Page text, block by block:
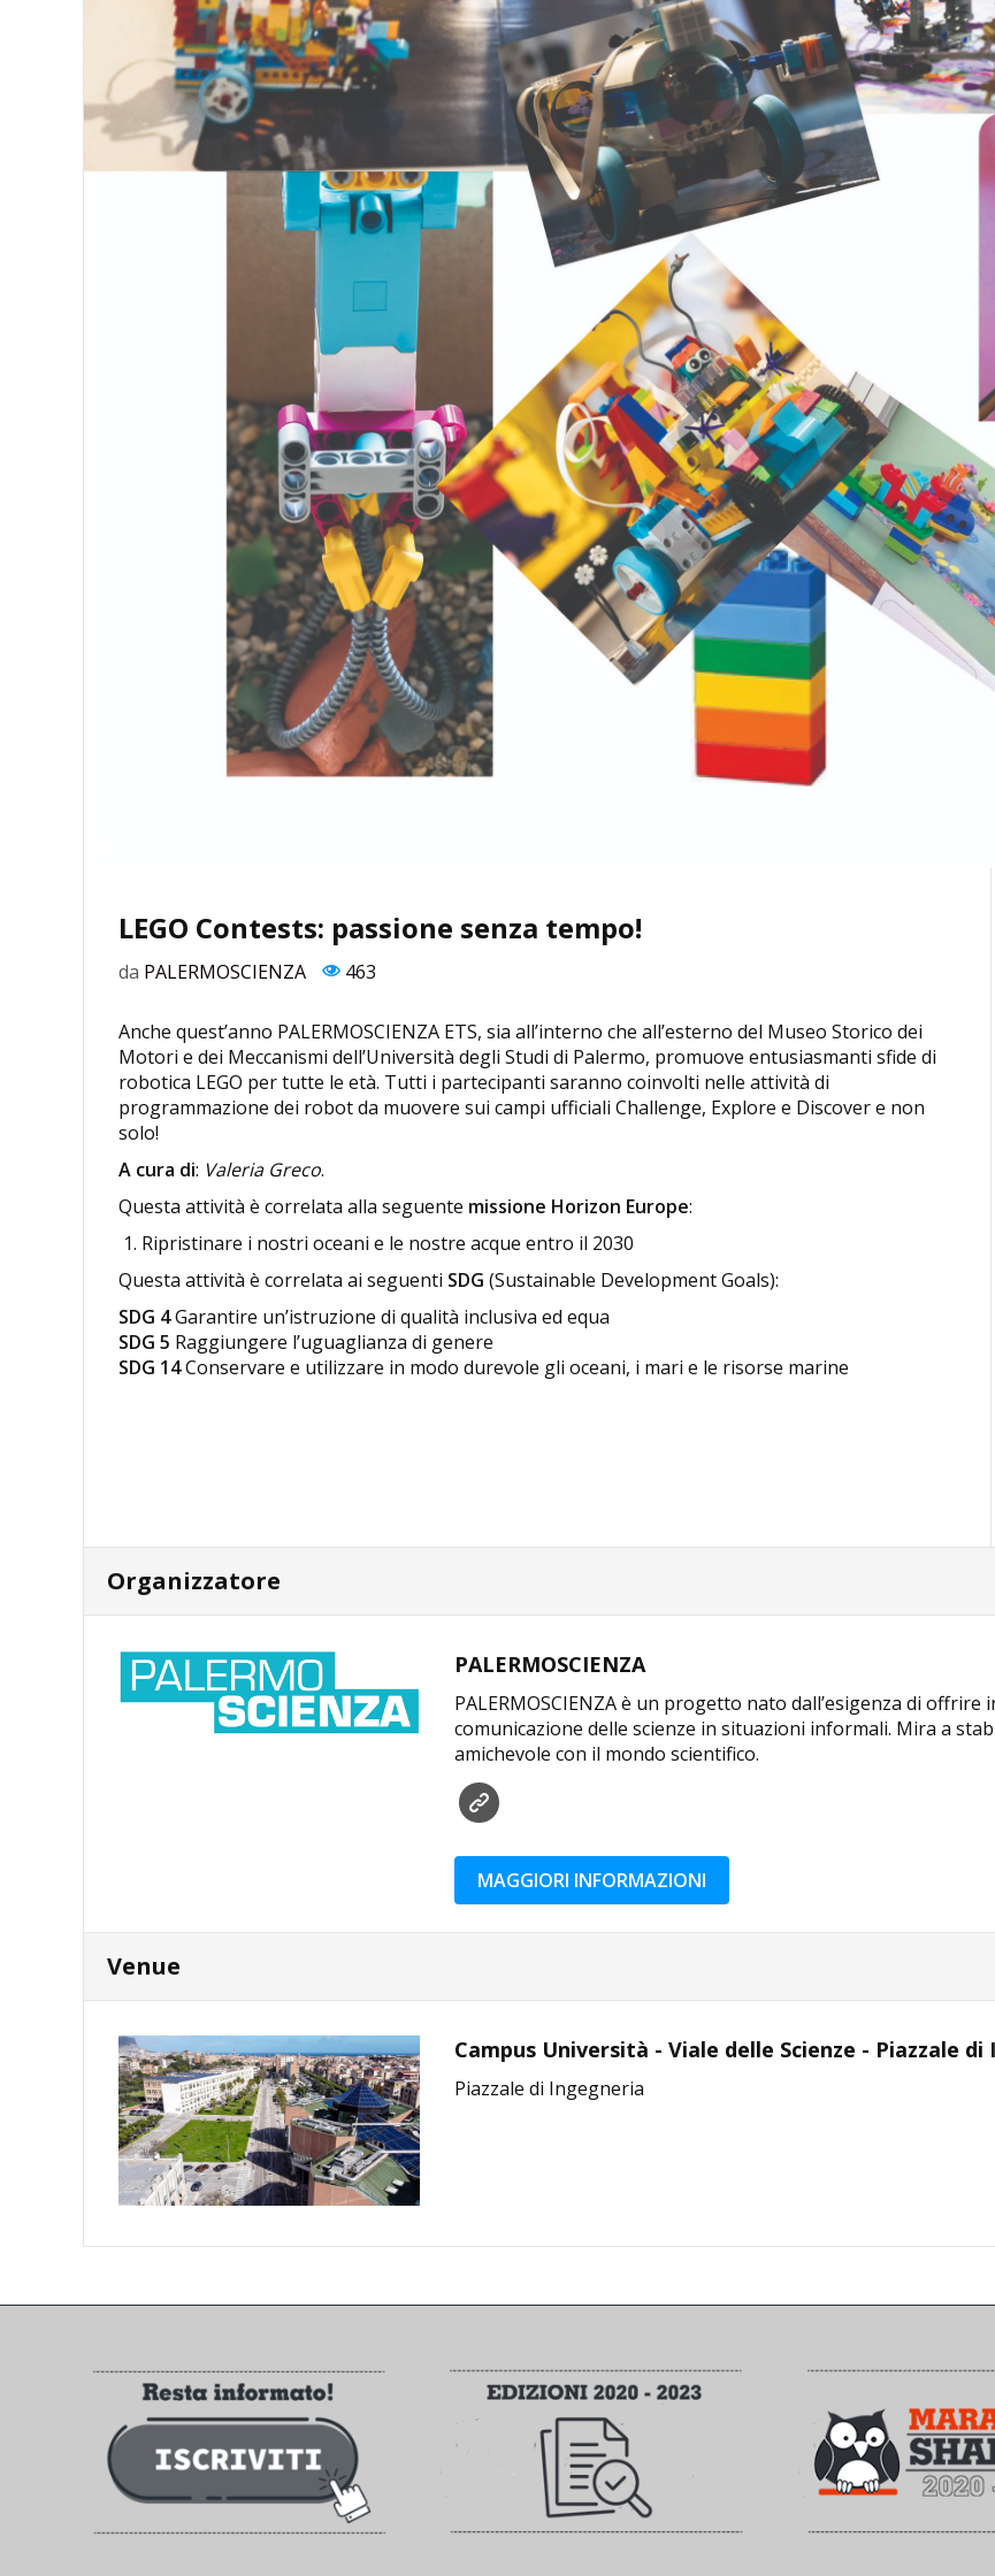
LEGO Contests: passione senza tempo!
da PALERMOSCIENZA 463
Anche quest’anno PALERMOSCIENZA ETS, sia all’interno che all’esterno del Museo Storico dei
Motori e dei Meccanismi dell’Università degli Studi di Palermo, promuove entusiasmanti sfide di
robotica LEGO per tutte le età. Tutti i partecipanti saranno coinvolti nelle attività di
programmazione dei robot da muovere sui campi ufficiali Challenge, Explore e Discover e non
solo!
A cura di: Valeria Greco.
Questa attività è correlata alla seguente missione Horizon Europe:
Ripristinare i nostri oceani e le nostre acque entro il 2030
Questa attività è correlata ai seguenti SDG (Sustainable Development Goals):
SDG 4Garantire un’istruzione di qualità inclusiva ed equa
SDG 5 Raggiungere l’uguaglianza di genere
SDG 14Conservare e utilizzare in modo durevole gli oceani, i mari e le risorse marine
Organizzatore
PALERMOSCIENZA
PALERMOSCIENZA è un progetto nato dall’esigenza di
comunicazione delle scienze in situazioni informali. Mira a
amichevole con il mondo scientifico.
MAGGIORI INFORMAZIONI
Venue
Campus Università - Viale delle Scienze - Piazzale di
Piazzale di Ingegneria